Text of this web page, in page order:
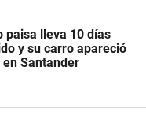
paisa lleva 10 días
y su carro apareció
Santander